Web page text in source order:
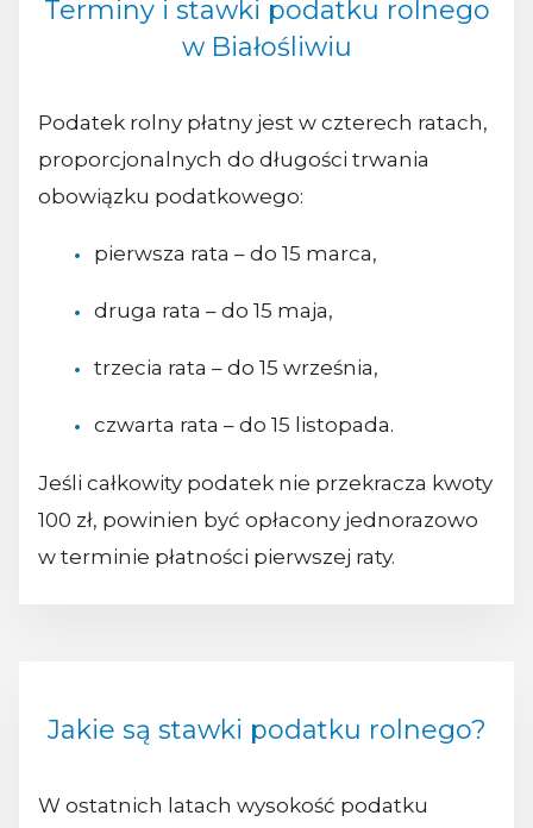
Terminy i stawki podatku rolnego
w Białośliwiu
Podatek rolny płatny jest w czterech ratach,
proporcjonalnych do długości trwania
obowiązku podatkowego:
pierwsza rata – do 15 marca,
druga rata – do 15 maja,
trzecia rata – do 15 września,
czwarta rata – do 15 listopada.
Jeśli całkowity podatek nie przekracza kwoty
100 zł, powinien być opłacony jednorazowo
w terminie płatności pierwszej raty.
Jakie są stawki podatku rolnego?
W ostatnich latach wysokość podatku